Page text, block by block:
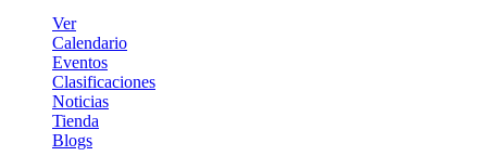
Ver
Calendario
Eventos
Clasificaciones
Noticias
Tienda
Blogs